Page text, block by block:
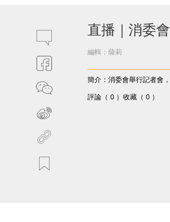
直播｜消委
編輯：薩莉
簡介：消委會舉行記者會
評論（ 0 ） 收藏（ 0 ）